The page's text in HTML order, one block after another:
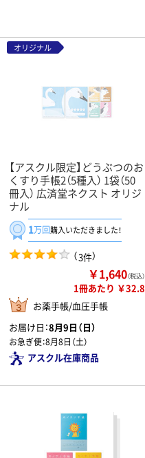
オリジナル
【アスクル限定】どうぶつのお
くすり手帳2（5種入） 1袋（50
冊入） 広済堂ネクスト オリジ
ナル
1万回購入いただきました！
（3件）
￥1,640（税込）
1冊あたり ￥32.8
お薬手帳/血圧手帳
お届け日：8月9日（日）
お急ぎ便：8月8日（土）
アスクル在庫商品